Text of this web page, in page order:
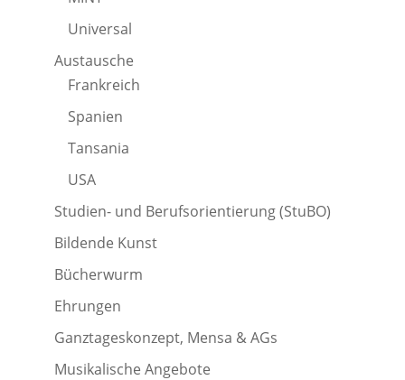
Universal
Austausche
Frankreich
Spanien
Tansania
USA
Studien- und Berufsorientierung (StuBO)
Bildende Kunst
Bücherwurm
Ehrungen
Ganztageskonzept, Mensa & AGs
Musikalische Angebote